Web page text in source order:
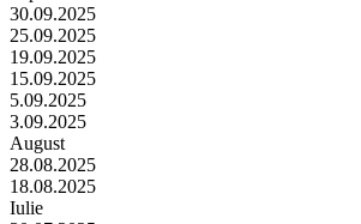
30.09.2025
25.09.2025
19.09.2025
15.09.2025
5.09.2025
3.09.2025
August
28.08.2025
18.08.2025
Iulie